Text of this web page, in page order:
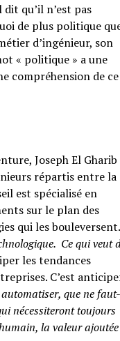
qu’il n’est pas
de plus politique
d’ingénieur, son
« politique » a une
compréhension de ce
Joseph El Gharib
répartis entre la
est spécialisé en
sur le plan des
qui les bouleversent.
Ce qui veut
les tendances
C’est
que ne
nécessiteront toujours
la valeur ajoutée